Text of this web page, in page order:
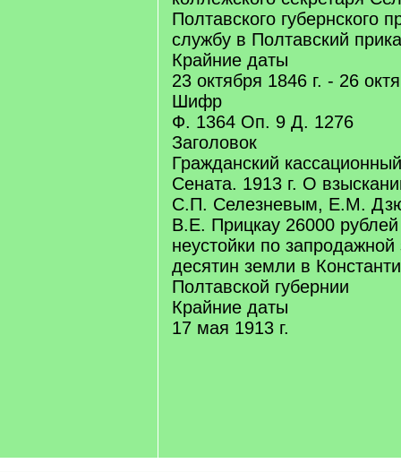
Полтавского губернского
службу в Полтавский
Крайние даты
23 октября 1846 г. - 26
Шифр
Ф. 1364 Оп. 9 Д. 1276
Заголовок
Гражданский
Сената. 1913 г. О
С.П. Селезневым, Е.М.
В.Е. Прицкау 26000 рублей
неустойки по
десятин земли в
Полтавской губернии
Крайние даты
17 мая 1913 г.